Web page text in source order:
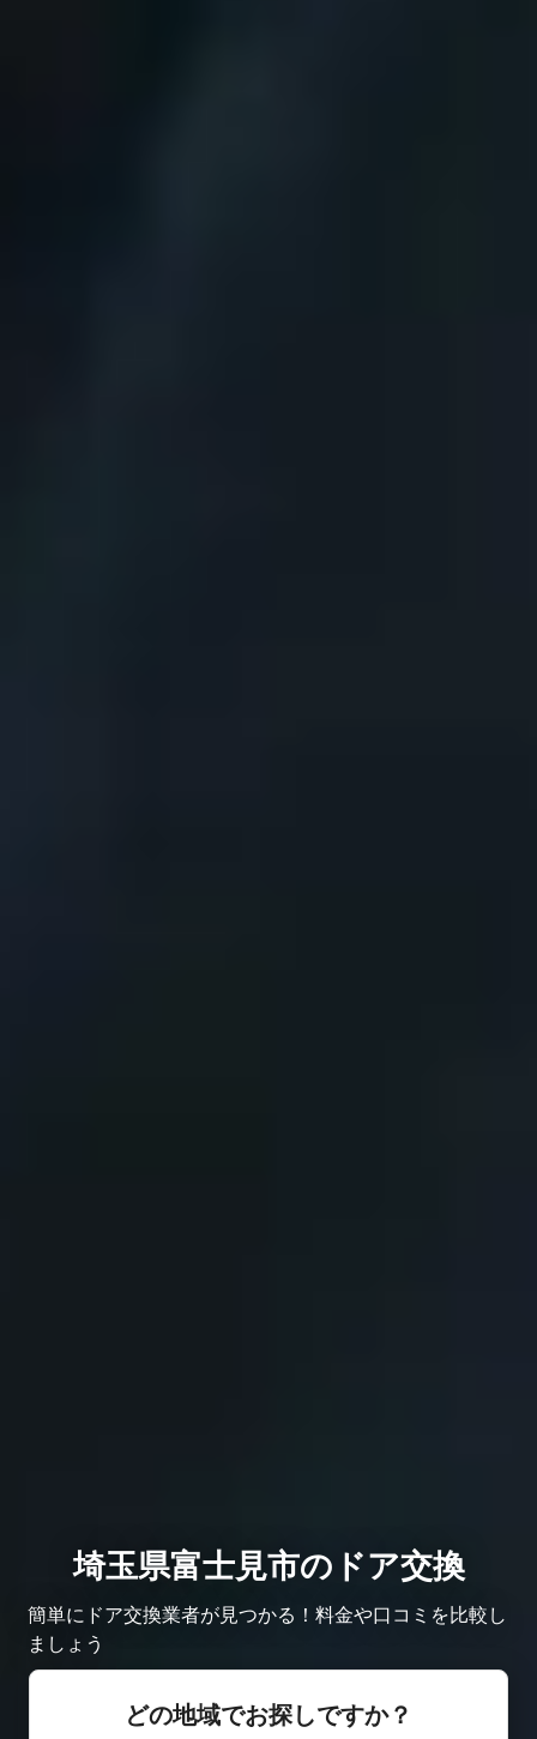
埼玉県富士見市のドア交換
簡単にドア交換業者が見つかる！料金や口コミを比較し
ましょう
どの地域でお探しですか？